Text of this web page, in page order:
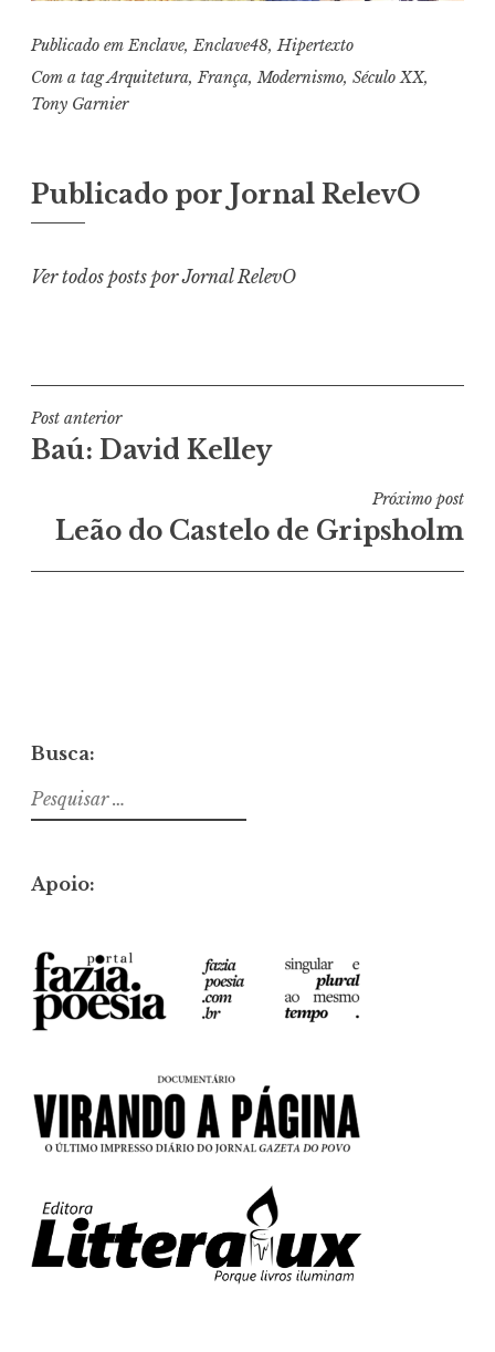
Publicado emEnclave,Enclave48,Hipertexto
Com a tagArquitetura,França,Modernismo, Século XX,
Tony Garnier
Publicado por Jornal RelevO
Ver todos posts por Jornal RelevO
Navegação
de
Post anterior
Baú: David Kelley
Próximo post
Leão do Castelo de Gripsholm
Busca:
Pesquisar
por:
Apoio: